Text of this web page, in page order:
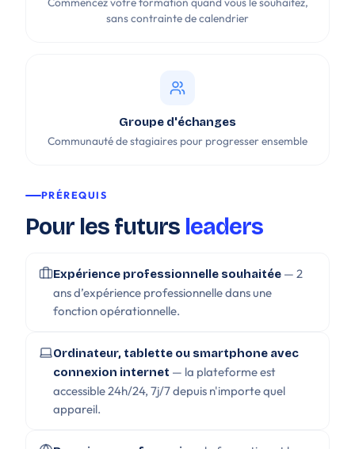
sans contrainte de calendrier
Groupe d'échanges
Communauté de stagiaires pour progresser ensemble
PRÉREQUIS
Pour les futurs leaders
Expérience professionnelle souhaitée — 2
ans d’expérience professionnelle dans une
fonction opérationnelle.
Ordinateur, tablette ou smartphone avec
connexion internet — la plateforme est
accessible 24h/24, 7j/7 depuis n'importe quel
appareil.